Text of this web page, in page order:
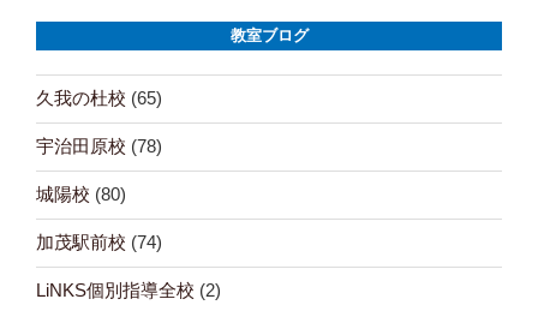
シ
ョ
ン
教室ブログ
久我の杜校 (65)
宇治田原校 (78)
城陽校 (80)
加茂駅前校 (74)
LiNKS個別指導全校 (2)